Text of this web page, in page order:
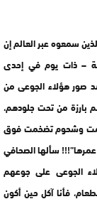
سمعوه عبر العالم إن
– ذات يوم في إحدى
صور هؤلاء الجوعى من
بارزة من تحت جلودهم،
وشحوم تضخمت فوق
سألها الصحافي
الجوعى على جوعهم
فأنا آكل حين أكون